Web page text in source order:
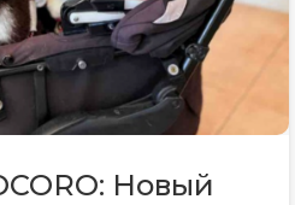
Новый